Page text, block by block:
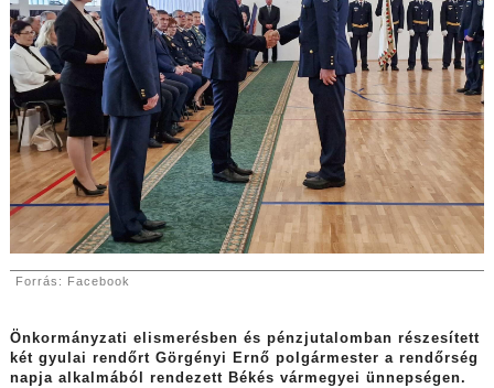
Forrás: Facebook
Önkormányzati elismerésben és pénzjutalomban részesített
két gyulai rendőrt Görgényi Ernő polgármester a rendőrség
napja alkalmából rendezett Békés vármegyei ünnepségen.